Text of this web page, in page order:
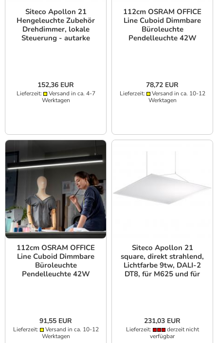
Siteco Apollon 21
Hengeleuchte Zubehör
Drehdimmer, lokale
Steuerung - autarke
152,36 EUR
Lieferzeit:
Versand in ca. 4-7
Werktagen
112cm OSRAM OFFICE
Line Cuboid Dimmbare
Büroleuchte
Pendelleuchte 42W
78,72 EUR
Lieferzeit:
Versand in ca. 10-12
Werktagen
112cm OSRAM OFFICE
Line Cuboid Dimmbare
Büroleuchte
Pendelleuchte 42W
91,55 EUR
Lieferzeit:
Versand in ca. 10-12
Werktagen
Siteco Apollon 21
square, direkt strahlend,
Lichtfarbe 9tw, DALI-2
DT8, für M625 und für
231,03 EUR
Lieferzeit:
derzeit nicht
verfügbar